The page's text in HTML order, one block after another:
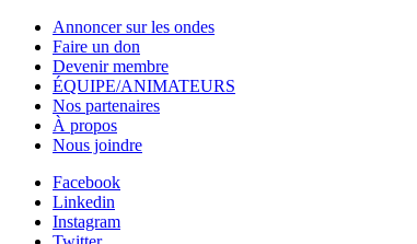
Annoncer sur les ondes
Faire un don
Devenir membre
ÉQUIPE/ANIMATEURS
Nos partenaires
À propos
Nous joindre
Facebook
Linkedin
Instagram